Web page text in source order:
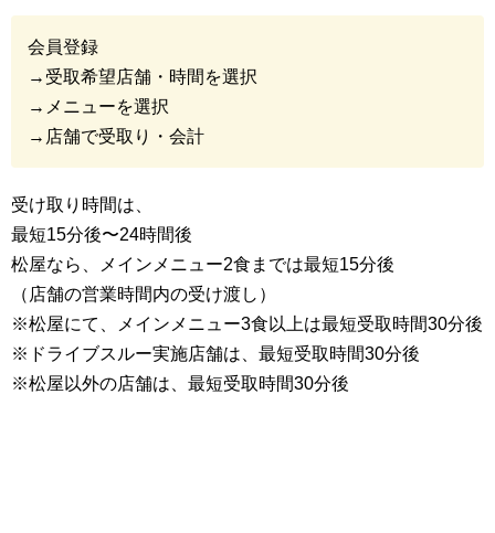
会員登録
→受取希望店舗・時間を選択
→メニューを選択
→店舗で受取り・会計
受け取り時間は、
最短15分後〜24時間後
松屋なら、メインメニュー2食までは最短15分後
（店舗の営業時間内の受け渡し）
※松屋にて、メインメニュー3食以上は最短受取時間30分後
※ドライブスルー実施店舗は、最短受取時間30分後
※松屋以外の店舗は、最短受取時間30分後